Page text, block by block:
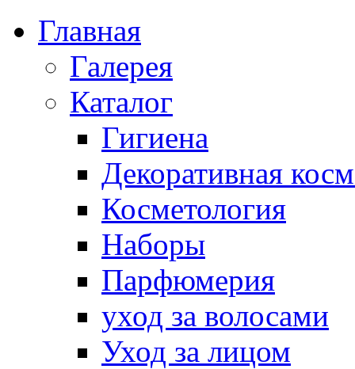
Главная
Галерея
Каталог
Гигиена
Декоративная
Косметология
Наборы
Парфюмерия
уход за волосами
Уход за лицом